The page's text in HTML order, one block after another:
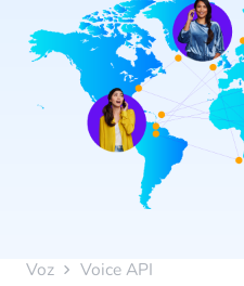
Voz Voice API